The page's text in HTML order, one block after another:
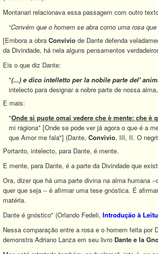
Montanari relacionava essa passagem com outro
“Convém que o homem se abra como uma rosa
[Embora a obra Convívio de Dante defenda
da Divindade, há nela alguns pensamentos
Eis o que diz Dante:
"(...) e dico intelletto per la nobile parte del'
intelecto para designar a nobre parte de nossa
E mais:
"Onde si puote omai vedere che è mente: che
mi ragiona" [Onde se pode ver já agora o que é a
que Amor me fala"] (Dante, Convivio, III, II. O
Portanto, intelecto, para Dante, é mente.
E mente, para Dante, é a parte da Divindade que
Ora, dizer que há uma parte divina na alma humana
quer que seja -- é afirmar uma tese gnóstica. É
matéria.
Dante é gnóstico" (Orlando Fedeli, Introdução à
Nessa comparação entre a rosa e o homem feita por
demonstra Adriano Lanza em seu livro Dante e la